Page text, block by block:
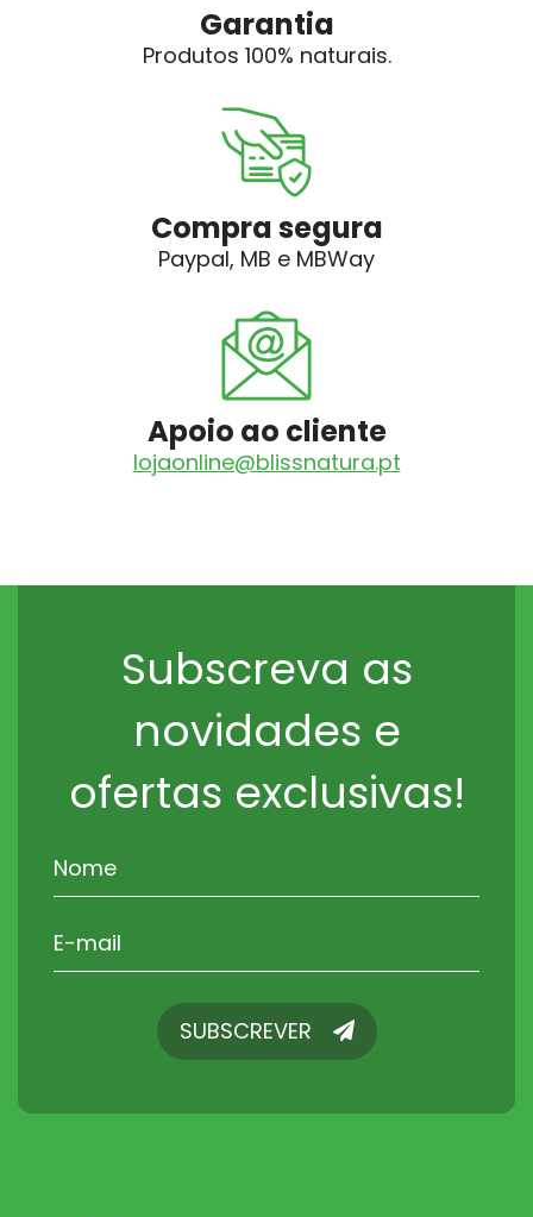
Garantia
Produtos 100% naturais.
Compra segura
Paypal, MB e MBWay
Apoio ao cliente
lojaonline@blissnatura.pt
Subscreva as
novidades e
ofertas exclusivas!
SUBSCREVERSUBSCREVER